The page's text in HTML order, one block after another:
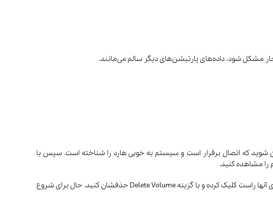
مشکل شود، داده‌های پارتیشن‌های دیگر سالم می‌مانند.
شوید که اتصال برقرار است و سیستم به خوبی هارد را شناخته است. سپس با
در این مرحله باید هارد اکسترنال مورد نظرتان را انتخاب کنید. اگر هارد شما از قبل پارتیشن دارد و نیازی به آنها ندارید، ابتدا روی آنها راست کلیک کرده و با گزینه Delete Volume حذفشان کنید. حال برای شروع